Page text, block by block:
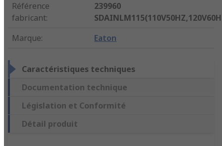
Référence
fabricant:
239960
Marque: Eaton
Caractéristiques techniques
Documentation technique
Législation et Conformité
Détail produit